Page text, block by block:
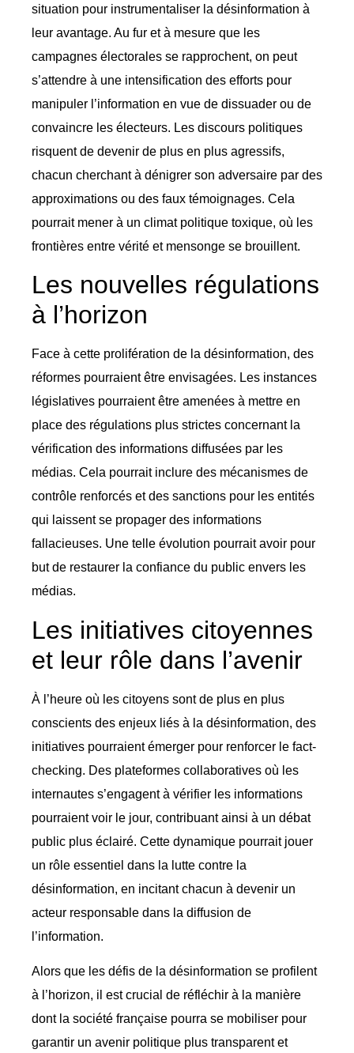
situation pour instrumentaliser la désinformation à
leur avantage. Au fur et à mesure que les
campagnes électorales se rapprochent, on peut
s’attendre à une intensification des efforts pour
manipuler l’information en vue de dissuader ou de
convaincre les électeurs. Les discours politiques
risquent de devenir de plus en plus agressifs,
chacun cherchant à dénigrer son adversaire par des
approximations ou des faux témoignages. Cela
pourrait mener à un climat politique toxique, où les
frontières entre vérité et mensonge se brouillent.
Les nouvelles régulations
à l’horizon
Face à cette prolifération de la désinformation, des
réformes pourraient être envisagées. Les instances
législatives pourraient être amenées à mettre en
place des régulations plus strictes concernant la
vérification des informations diffusées par les
médias. Cela pourrait inclure des mécanismes de
contrôle renforcés et des sanctions pour les entités
qui laissent se propager des informations
fallacieuses. Une telle évolution pourrait avoir pour
but de restaurer la confiance du public envers les
médias.
Les initiatives citoyennes
et leur rôle dans l’avenir
À l’heure où les citoyens sont de plus en plus
conscients des enjeux liés à la désinformation, des
initiatives pourraient émerger pour renforcer le fact-
checking. Des plateformes collaboratives où les
internautes s’engagent à vérifier les informations
pourraient voir le jour, contribuant ainsi à un débat
public plus éclairé. Cette dynamique pourrait jouer
un rôle essentiel dans la lutte contre la
désinformation, en incitant chacun à devenir un
acteur responsable dans la diffusion de
l’information.
Alors que les défis de la désinformation se profilent
à l’horizon, il est crucial de réfléchir à la manière
dont la société française pourra se mobiliser pour
garantir un avenir politique plus transparent et